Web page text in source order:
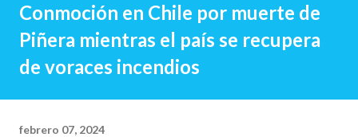
Conmoción en Chile por muerte de
Piñera mientras el país se recupera
de voraces incendios
febrero 07, 2024